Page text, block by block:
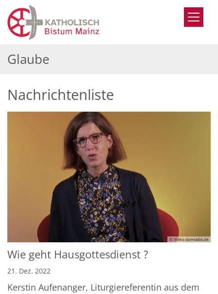
Zum Inhalt springen
Glaube
Nachrichtenliste
© Video domradio.de
Wie geht Hausgottesdienst ?
21. Dez. 2022
Kerstin Aufenanger, Liturgiereferentin aus dem